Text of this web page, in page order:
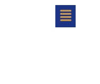
القائمة